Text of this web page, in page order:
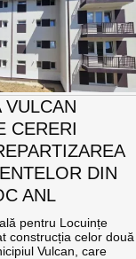
VULCAN
CERERI
DIN
ANL
pentru Locuințe
construcția celor două
Vulcan, care